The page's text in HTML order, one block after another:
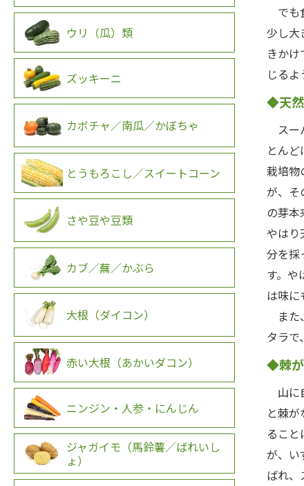
でも
少し大
きか
じる
◆天
スー
とん
栽培物
が、そ
の芽本
やはり
分を採
す。や
は味に
また
タラで
◆棘が
山に
と棘
るこ
が、い
ばれ、
ウリ（瓜）類
ズッキーニ
カボチャ／南瓜／かぼちゃ
とうもろこし／スイートコーン
さや豆や豆類
カブ／蕪／かぶら
大根（ダイコン）
赤い大根（あかいダコン）
ニンジン・人参・にんじん
ジャガイモ（馬鈴薯／ばれいし
ょ）